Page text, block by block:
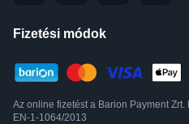
Fizetési módok
Az online fizetést a Barion Payment
EN-1-1064/2013